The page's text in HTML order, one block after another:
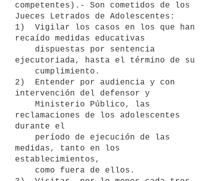
competentes).- Son cometidos de los
Jueces Letrados de Adolescentes:
1)  Vigilar los casos en los que han
recaído medidas educativas
ejecutoriada, hasta el término de su
2)  Entender por audiencia y con
intervención del defensor y
reclamaciones de los adolescentes
durante el
medidas, tanto en los
establecimientos,